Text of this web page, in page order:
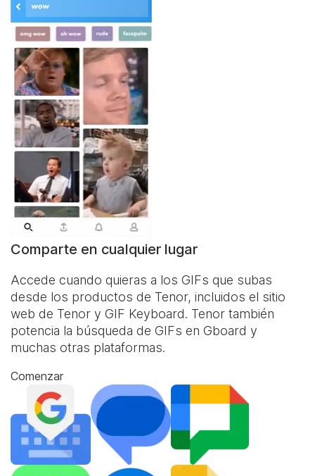
Comparte en cualquier lugar
Accede cuando quieras a los GIFs que subas
desde los productos de Tenor, incluidos el sitio
web de Tenor y GIF Keyboard. Tenor también
potencia la búsqueda de GIFs en Gboard y
muchas otras plataformas.
Comenzar